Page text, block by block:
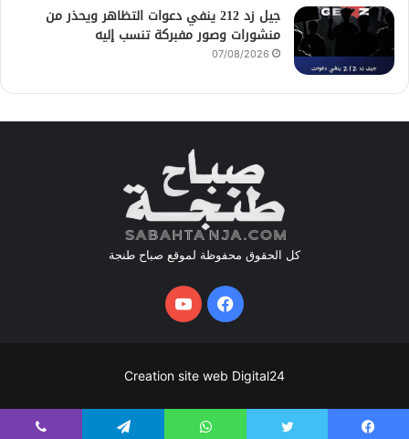
جيل زد 212 ينفي دعوات التظاهر ويحذر من
منشورات وصور مفبركة تنسب إليه
07/08/2026
كل الحقوق محفوظة لموقع صباح طنجة
فيسبوكيوتيوب
Creation site web Digital24